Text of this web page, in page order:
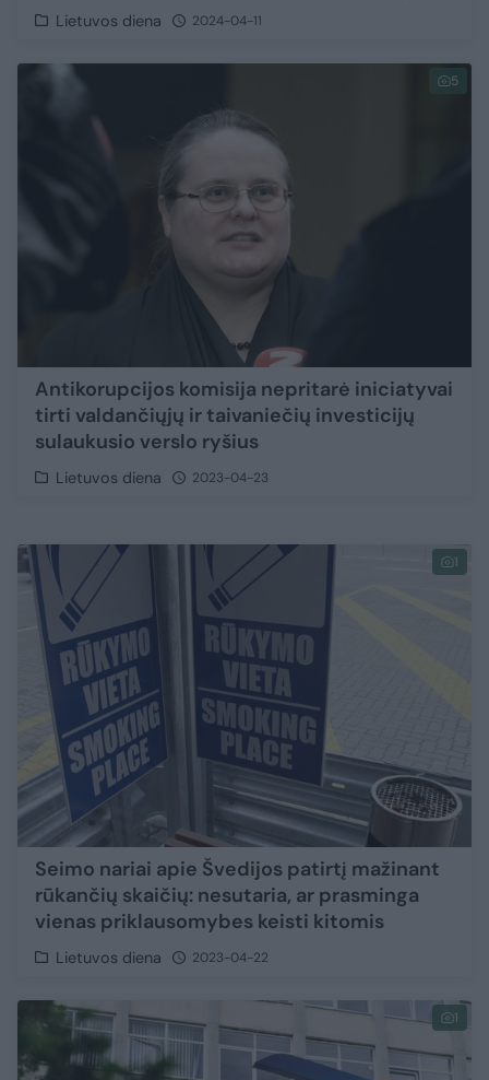
Lietuvos diena 2024-04-11
5
Antikorupcijos komisija nepritarė iniciatyvai
tirti valdančiųjų ir taivaniečių investicijų
sulaukusio verslo ryšius
Lietuvos diena 2023-04-23
1
Seimo nariai apie Švedijos patirtį mažinant
rūkančių skaičių: nesutaria, ar prasminga
vienas priklausomybes keisti kitomis
Lietuvos diena 2023-04-22
1